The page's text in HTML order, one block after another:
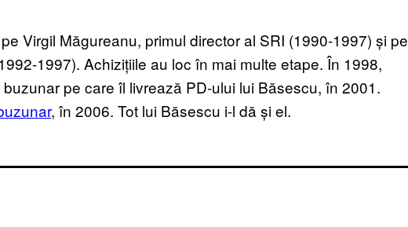
Virgil Măgureanu, primul director al SRI (1990-1997) și pe
1997). Achizițiile au loc în mai multe etape. În 1998,
pe care îl livrează PD-ului lui Băsescu, în 2001.
, în 2006. Tot lui Băsescu i-l dă și el.